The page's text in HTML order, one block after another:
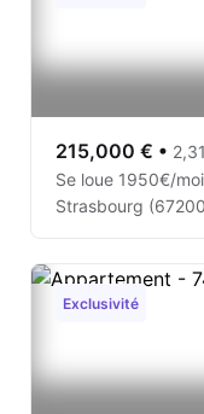
215,000 € •
Se loue 1950€/
Strasbourg
Exclusivité